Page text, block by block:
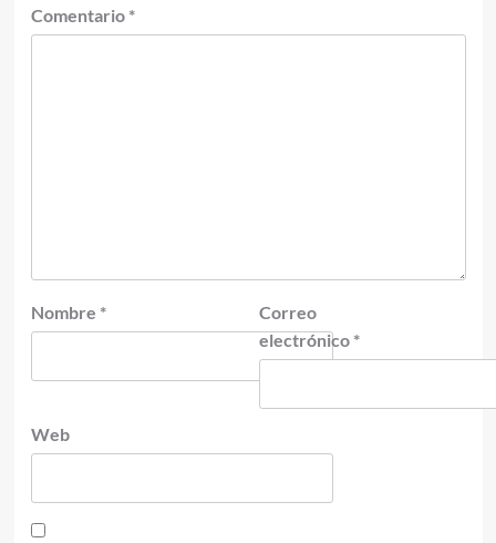
Comentario *
Nombre *
Correo
electrónico *
Web